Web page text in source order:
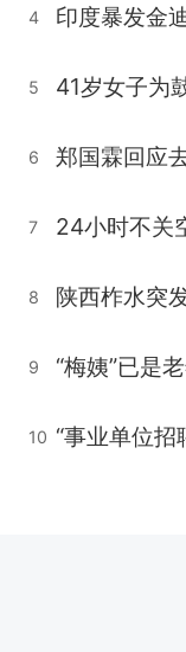
4 印度暴发金
5
6
7 24小时不关
8 陕西柞水突
9
10 “事业单位招